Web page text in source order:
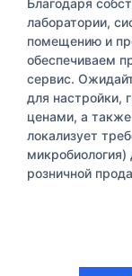
Благодаря
лаборатории,
помещению и
обеспечиваем
сервис.
для настройки,
ценами, а
локализует
розничной